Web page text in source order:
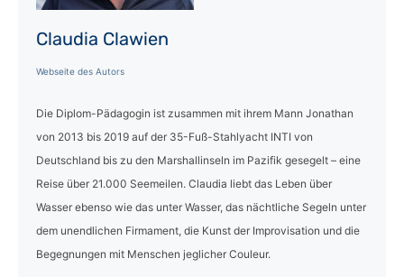
Claudia Clawien
Webseite des Autors
Die Diplom-Pädagogin ist zusammen mit ihrem Mann Jonathan
von 2013 bis 2019 auf der 35-Fuß-Stahlyacht INTI von
Deutschland bis zu den Marshallinseln im Pazifik gesegelt – eine
Reise über 21.000 Seemeilen. Claudia liebt das Leben über
Wasser ebenso wie das unter Wasser, das nächtliche Segeln unter
dem unendlichen Firmament, die Kunst der Improvisation und die
Begegnungen mit Menschen jeglicher Couleur.